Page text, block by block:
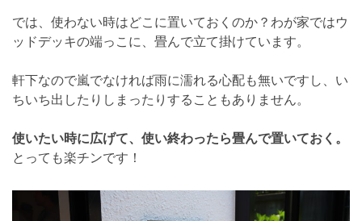
では、使わない時はどこに置いておくのか？わが家ではウ
ッドデッキの端っこに、畳んで立て掛けています。
軒下なので嵐でなければ雨に濡れる心配も無いですし、い
ちいち出したりしまったりすることもありません。
使いたい時に広げて、使い終わったら畳んで置いておく。
とっても楽チンです！